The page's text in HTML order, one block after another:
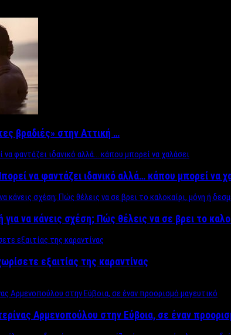
βραδιές» στην Αττική …
να φαντάζει ιδανικό αλλά… κάπου μπορεί να
για να κάνεις σχέση; Πώς θέλεις να σε βρει το
εξαιτίας της καραντίνας
Αρμενοπούλου στην Εύβοια, σε έναν